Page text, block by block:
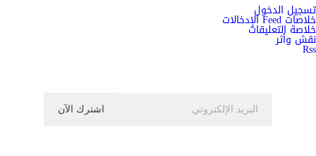
تسجيل الدخول
خلاصات Feed الإدخالات
خلاصة التعليقات
نقش وأثر
Rss